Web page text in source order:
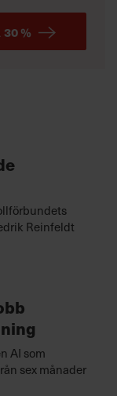
Reinfeldt
AI som
sex månader
30 %